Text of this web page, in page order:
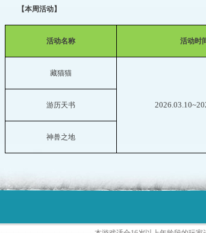
【本周活动】
活动名称 活动时
藏猫猫
游历天书
神兽之地